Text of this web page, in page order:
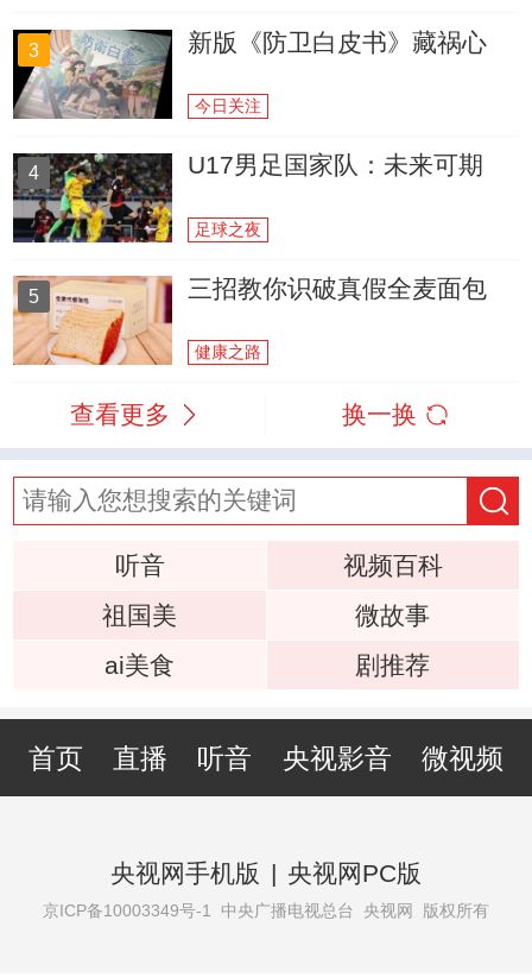
3 新版《防卫白皮书》藏祸心
今日关注
4 U17男足国家队：未来可期
足球之夜
5 三招教你识破真假全麦面包
健康之路
查看更多 换一换
听音
视频百科
祖国美
微故事
ai美食
剧推荐
首页 直播 听音 央视影音 微视频
央视网手机版 | 央视网PC版
京ICP备10003349号-1 中央广播电视总台 央视网 版权所有